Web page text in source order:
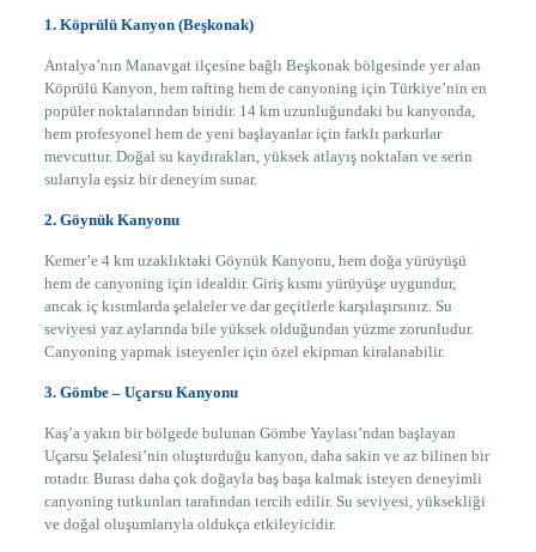
1. Köprülü Kanyon (Beşkonak)
Antalya’nın Manavgat ilçesine bağlı Beşkonak bölgesinde yer alan
Köprülü Kanyon, hem rafting hem de canyoning için Türkiye’nin en
popüler noktalarından biridir. 14 km uzunluğundaki bu kanyonda,
hem profesyonel hem de yeni başlayanlar için farklı parkurlar
mevcuttur. Doğal su kaydırakları, yüksek atlayış noktaları ve serin
sularıyla eşsiz bir deneyim sunar.
2. Göynük Kanyonu
Kemer’e 4 km uzaklıktaki Göynük Kanyonu, hem doğa yürüyüşü
hem de canyoning için idealdir. Giriş kısmı yürüyüşe uygundur,
ancak iç kısımlarda şelaleler ve dar geçitlerle karşılaşırsınız. Su
seviyesi yaz aylarında bile yüksek olduğundan yüzme zorunludur.
Canyoning yapmak isteyenler için özel ekipman kiralanabilir.
3. Gömbe – Uçarsu Kanyonu
Kaş’a yakın bir bölgede bulunan Gömbe Yaylası’ndan başlayan
Uçarsu Şelalesi’nin oluşturduğu kanyon, daha sakin ve az bilinen bir
rotadır. Burası daha çok doğayla baş başa kalmak isteyen deneyimli
canyoning tutkunları tarafından tercih edilir. Su seviyesi, yüksekliği
ve doğal oluşumlarıyla oldukça etkileyicidir.